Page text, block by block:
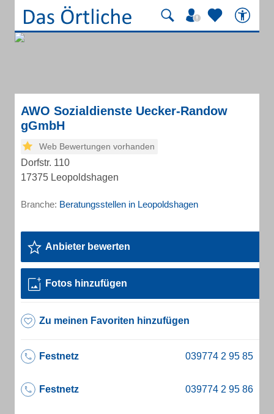
AWO Sozialdienste Uecker-Randow
gGmbH
Web Bewertungen vorhanden
Dorfstr. 110
17375 Leopoldshagen
Branche: Beratungsstellen in Leopoldshagen
Anbieter bewerten
Fotos hinzufügen
Zu meinen Favoriten hinzufügen
Festnetz
Festnetz